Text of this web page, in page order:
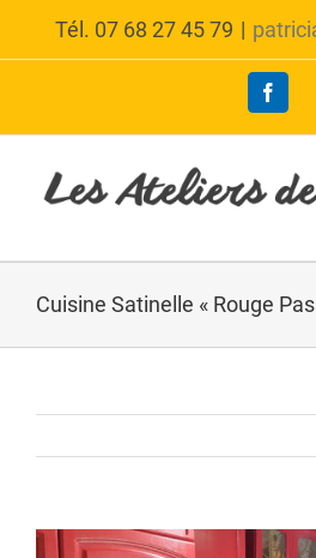
Tél. 07 68 27 45 79 |
Cuisine Satinelle « Rouge
View